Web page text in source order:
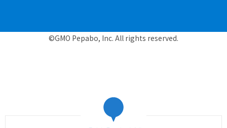
©GMO Pepabo, Inc. All rights reserved.